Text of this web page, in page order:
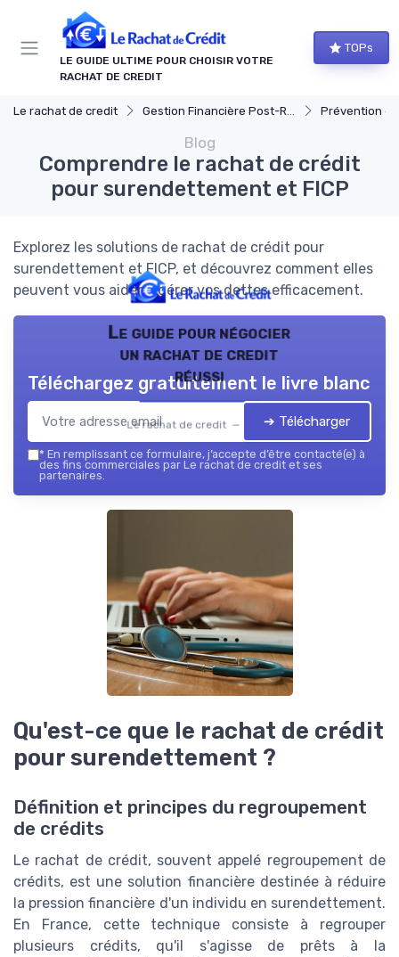
LE GUIDE ULTIME POUR CHOISIR VOTRE
RACHAT DE CREDIT
TOPs
Le rachat de credit Gestion Financière Post-Rachat Prévention du
Blog
Comprendre le rachat de crédit
pour surendettement et FICP
Explorez les solutions de rachat de crédit pour
surendettement et FICP, et découvrez comment elles
peuvent vous aider à gérer vos dettes efficacement.
Le guide pour négocier
un rachat de credit
réussi
Le rachat de credit — 2026
Téléchargez gratuitement le livre blanc
➔ Télécharger
* En remplissant ce formulaire, j’accepte d’être contacté(e) à
des fins commerciales par Le rachat de credit et ses
partenaires.
Qu'est-ce que le rachat de crédit
pour surendettement ?
Définition et principes du regroupement
de crédits
Le rachat de crédit, souvent appelé regroupement de
crédits, est une solution financière destinée à réduire
la pression financière d'un individu en surendettement.
En France, cette technique consiste à regrouper
plusieurs crédits, qu'il s'agisse de prêts à la
Panneau de gestion des cookies